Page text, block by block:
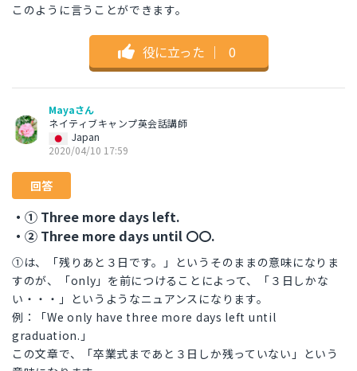
このように言うことができます。
役に立った ｜ 0
Mayaさん
ネイティブキャンプ英会話講師
Japan
2020/04/10 17:59
回答
・① Three more days left.
・② Three more days until 〇〇.
①は、「残りあと３日です。」というそのままの意味になりま
すのが、「only」を前につけることによって、「３日しかな
い・・・」というようなニュアンスになります。
例：「We only have three more days left until
graduation.」
この文章で、「卒業式まであと３日しか残っていない」という